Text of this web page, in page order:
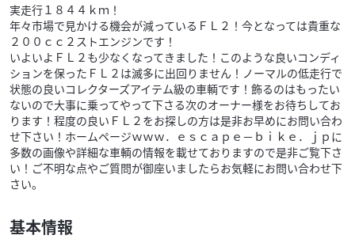
実走行１８４４ｋｍ！
年々市場で見かける機会が減っているＦＬ２！今となっては貴重な
２００ｃｃ２ストエンジンです！
いよいよＦＬ２も少なくなってきました！このような良いコンディ
ションを保ったＦＬ２は滅多に出回りません！ノーマルの低走行で
状態の良いコレクターズアイテム級の車輌です！飾るのはもったい
ないので大事に乗ってやって下さる次のオーナー様をお待ちしてお
ります！程度の良いＦＬ２をお探しの方は是非お早めにお問い合わ
せ下さい！ホームページｗｗｗ．ｅｓｃａｐｅ－ｂｉｋｅ．ｊｐに
多数の画像や詳細な車輌の情報を載せておりますので是非ご覧下さ
い！ご不明な点やご質問が御座いましたらお気軽にお問い合わせ下
さい。
基本情報